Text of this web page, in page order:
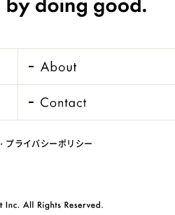
・プライバシーポリシー